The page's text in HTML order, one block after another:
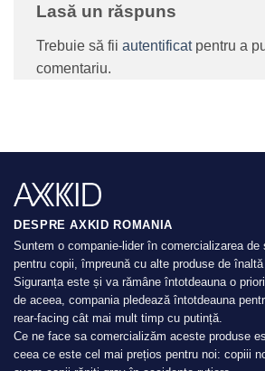
Lasă un răspuns
Trebuie să fii autentificatpentru a
comentariu.
DESPRE AXKID ROMANIA
Suntem o companie-lider în comercializarea de
pentru copii, împreună cu alte produse de
Siguranța este și va rămâne întotdeauna o
de aceea, compania pledează întotdeauna
rear-facing cât mai mult timp cu putință.
Ce ne face sa comercializăm aceste produse
ceea ce este cel mai prețios pentru noi: copiii